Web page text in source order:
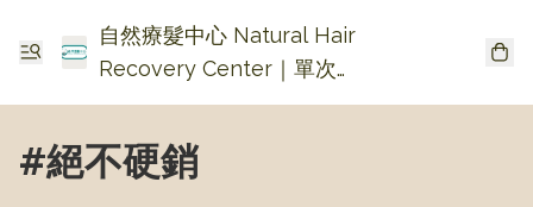
自然療髮中心 Natural Hair
Recovery Center｜單次收
費生髮・頭皮頭瘡護理
#絕不硬銷